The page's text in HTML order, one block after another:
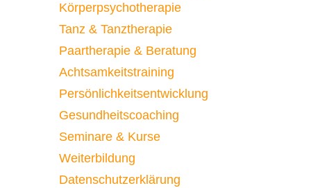
Körperpsychotherapie
Tanz & Tanztherapie
Paartherapie & Beratung
Achtsamkeitstraining
Persönlichkeitsentwicklung
Gesundheitscoaching
Seminare & Kurse
Weiterbildung
Datenschutzerklärung